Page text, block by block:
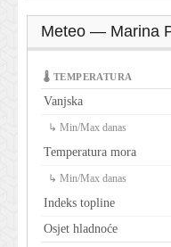
Meteo — Marina
🌡 TEMPERATURA
Vanjska
↳ Min/Max danas
Temperatura mora
↳ Min/Max danas
Indeks topline
Osjet hladnoće